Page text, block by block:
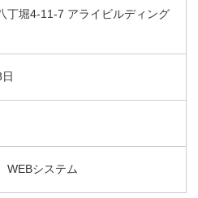
丁堀4-11-7 アライビルディング
WEBシステム